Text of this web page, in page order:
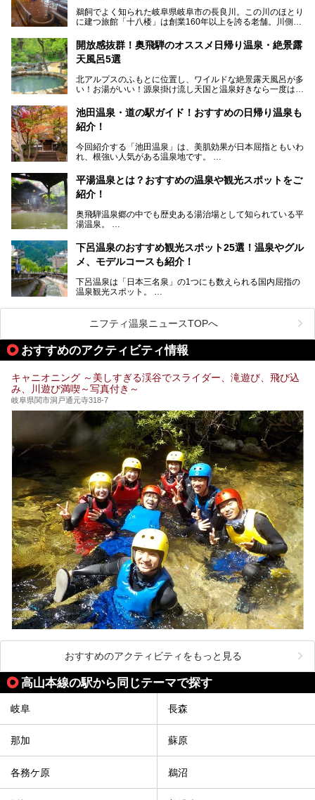
鵜飼でよく知られた岐阜県岐阜市の長良川。この川のほとり
に建つ旅館「十八楼」は創業160年以上を誇る老舗。川側の
濁り湯で、地産地消にこだわった食事も定評があります。
そして大浴場は日帰り入浴もできるんですよ。泊まりでも日
岐阜の手仕事に触れる旅とともに楽しんでみてはいかがでし
ょう！
───
提供元：岐阜県【PR】
この記事は岐阜県のPR記事です。
開放感抜群！奥飛騨のオススメ日帰り温泉・絶景露
天風呂5選
北アルプスのふもとに位置し、ワイルドな絶景露天風呂が多
い！お湯がいい！源泉掛け流し天国と温泉好きなら一度は行
「平湯温泉」「福地温泉」「新平湯温泉」「栃尾温泉」「新
穂高温泉」と5つの温泉地を総称して奥飛騨温泉郷と呼びま
風呂を5ヶ所ご紹介したいと思います。いずれも素晴らしい
温泉ですよ！
池田温泉・道の駅ガイド！おすすめの日帰り温泉も
紹介！
今回紹介する「池田温泉」は、美肌効果が日本屈指ともいわ
れ、根強い人気がある温泉地です。
温泉旅として利用することができます。
池田温泉には道の駅があるなど、温泉、観光、買い物と、さ
そんな池田温泉の魅力を詳しく紹介していきます！
平湯温泉とは？おすすめの温泉や観光スポットをご
紹介！
奥飛騨温泉郷の中でも歴史ある湯治場として知られている平
湯温泉。
らの利用客も増え、ますます賑わいを見せています。そこで
今回は、平湯温泉の観光スポットとおすすめの温泉施設を紹
介します。気になる温泉をぜひチェックしてみてください。
下呂温泉のおすすめ観光スポット25選！温泉やグル
メ、モデルコースも紹介！
下呂温泉は「日本三名泉」の1つにも数えられる国内屈指の
温泉観光スポット。
のグルメを楽しんだり、周辺にある名所にも足を伸ばしたり
したいもの。
本記事では、下呂温泉エリアにあるおすすめの観光スポット
をご紹介するとともに散策する際のモデルコースもご提案。
下呂温泉観光をたっぷりとガイドします！
ニフティ温泉ニュースTOPへ
おすすめのアクティビティ情報
キャニオニング ～美しすぎる渓谷でスライダー、滝遊び、飛び込
み、川遊び満喫～写真付き～
岐阜県関市洞戸通元寺318-7
おすすめのアクティビティをもっと見る
高山本線の駅から同じテーマで探す
岐阜 長森
那加 蘇原
各務ケ原 鵜沼